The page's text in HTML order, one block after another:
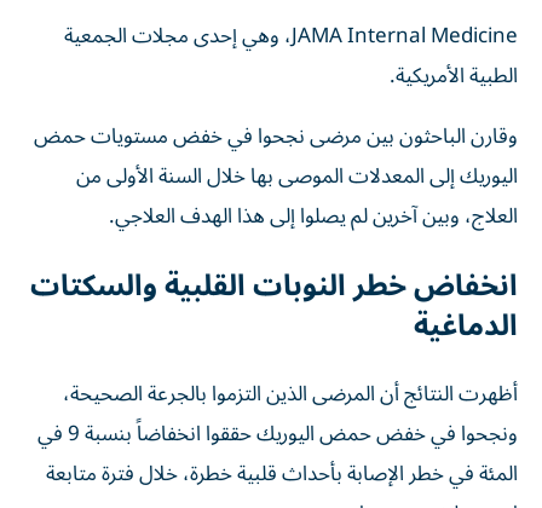
JAMA Internal Medicine، وهي إحدى مجلات الجمعية
الطبية الأمريكية.
وقارن الباحثون بين مرضى نجحوا في خفض مستويات حمض
اليوريك إلى المعدلات الموصى بها خلال السنة الأولى من
العلاج، وبين آخرين لم يصلوا إلى هذا الهدف العلاجي.
انخفاض خطر النوبات القلبية والسكتات
الدماغية
أظهرت النتائج أن المرضى الذين التزموا بالجرعة الصحيحة،
ونجحوا في خفض حمض اليوريك حققوا انخفاضاً بنسبة 9 في
المئة في خطر الإصابة بأحداث قلبية خطرة، خلال فترة متابعة